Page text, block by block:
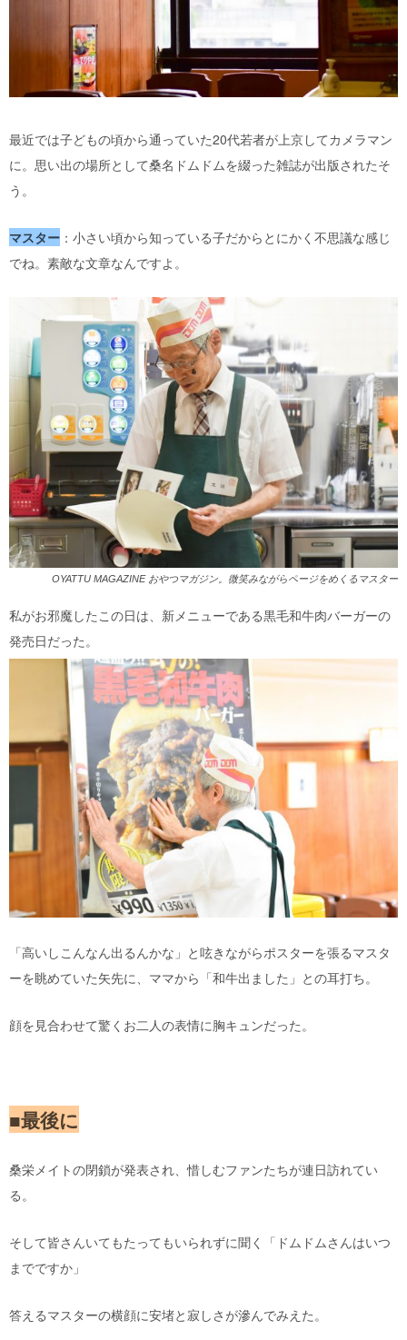
最近では子どもの頃から通っていた20代若者が上京してカメラマン
に。思い出の場所として桑名ドムドムを綴った雑誌が出版されたそ
う。
マスター ：小さい頃から知っている子だからとにかく不思議な感じ
でね。素敵な文章なんですよ。
OYATTU MAGAZINE おやつマガジン。微笑みながらページをめくるマスター
私がお邪魔したこの日は、新メニューである黒毛和牛肉バーガーの
発売日だった。
「高いしこんなん出るんかな」と呟きながらポスターを張るマスタ
ーを眺めていた矢先に、ママから「和牛出ました」との耳打ち。
顔を見合わせて驚くお二人の表情に胸キュンだった。
■最後に
桑栄メイトの閉鎖が発表され、惜しむファンたちが連日訪れてい
る。
そして皆さんいてもたってもいられずに聞く「ドムドムさんはいつ
までですか」
答えるマスターの横顔に安堵と寂しさが滲んでみえた。